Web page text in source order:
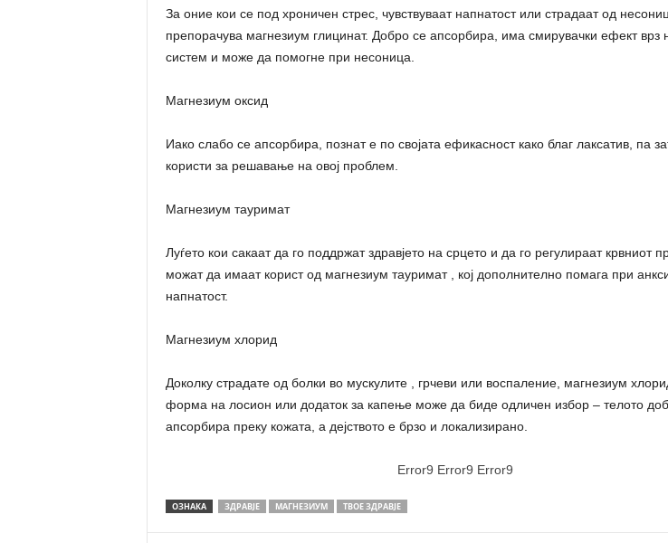
За оние кои се под хроничен стрес, чувствуваат напнатост или страдаат од
препорачува магнезиум глицинат. Добро се апсорбира, има смирувачки ефект врз
систем и може да помогне при несоница.
Магнезиум оксид
Иако слабо се апсорбира, познат е по својата ефикасност како благ лаксатив, па
користи за решавање на овој проблем.
Магнезиум тауримат
Луѓето кои сакаат да го поддржат здравјето на срцето и да го регулираат крвниот
можат да имаат корист од магнезиум тауримат , кој дополнително помага при
напнатост.
Магнезиум хлорид
Доколку страдате од болки во мускулите , грчеви или воспаление, магнезиум
форма на лосион или додаток за капење може да биде одличен избор – телото
апсорбира преку кожата, а дејството е брзо и локализирано.
Error9 Error9 Error9
ОЗНАКА ЗДРАВЈЕ МАГНЕЗИУМ ТВОЕ ЗДРАВЈЕ